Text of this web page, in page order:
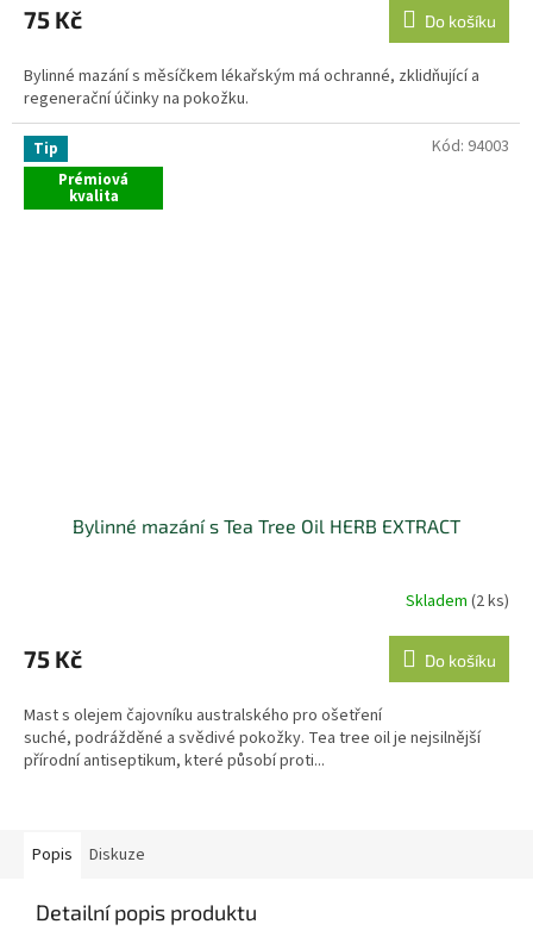
75 Kč Do košíku
Bylinné mazání s měsíčkem lékařským má ochranné, zklidňující a
regenerační účinky na pokožku.
Tip
Prémiová
kvalita
Bylinné mazání s Tea Tree Oil HERB EXTRACT
Skladem (2 ks)
75 Kč Do košíku
Mast s olejem čajovníku australského pro ošetření
suché, podrážděné a svědivé pokožky. Tea tree oil je nejsilnější
přírodní antiseptikum, které působí proti...
Kód: 94003
Popis Diskuze
Detailní popis produktu